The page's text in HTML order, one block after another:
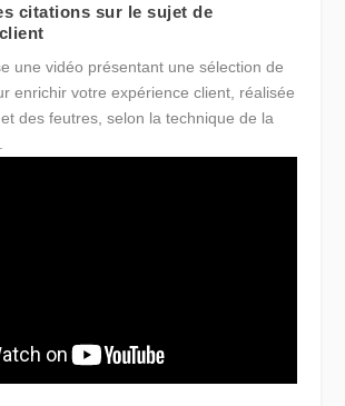
citations sur le sujet de
une vidéo présentant une sélection de
enrichir votre expérience client, réalisée
des feutres, selon la technique de la